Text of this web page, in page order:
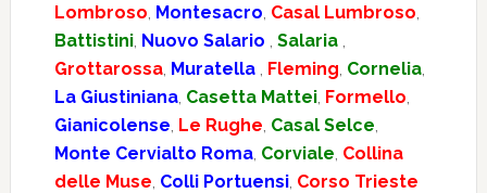
Lombroso, Montesacro, Casal Lumbroso,
Battistini, Nuovo Salario , Salaria ,
Grottarossa, Muratella , Fleming, Cornelia,
La Giustiniana, Casetta Mattei, Formello,
Gianicolense, Le Rughe, Casal Selce,
Monte Cervialto Roma, Corviale, Collina
delle Muse, Colli Portuensi, Corso Trieste